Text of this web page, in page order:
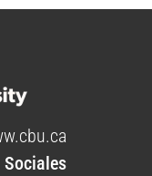
Sociales